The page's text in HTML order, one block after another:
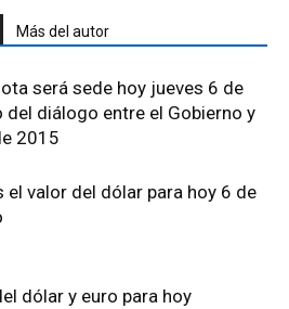
Más del autor
será sede hoy jueves 6 de
del diálogo entre el Gobierno y
2015
el valor del dólar para hoy 6 de
dólar y euro para hoy